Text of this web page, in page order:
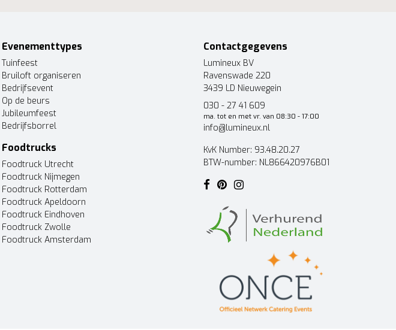
Evenementtypes
Tuinfeest
Bruiloft organiseren
Bedrijfsevent
Op de beurs
Jubileumfeest
Bedrijfsborrel
Foodtrucks
Foodtruck Utrecht
Foodtruck Nijmegen
Foodtruck Rotterdam
Foodtruck Apeldoorn
Foodtruck Eindhoven
Foodtruck Zwolle
Foodtruck Amsterdam
Contactgegevens
Lumineux BV
Ravenswade 220
3439 LD Nieuwegein
030 - 27 41 609
ma. tot en met vr. van 08:30 - 17:00
info@lumineux.nl
KvK Number: 93.48.20.27
BTW-number: NL866420976B01